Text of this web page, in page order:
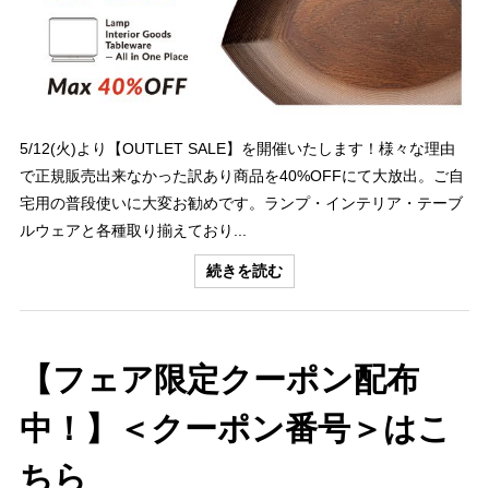
5/12(火)より【OUTLET SALE】を開催いたします！様々な理由
で正規販売出来なかった訳あり商品を40%OFFにて大放出。ご自
宅用の普段使いに大変お勧めです。ランプ・インテリア・テーブ
ルウェアと各種取り揃えており...
続きを読む
【フェア限定クーポン配布
中！】＜クーポン番号＞はこ
ちら